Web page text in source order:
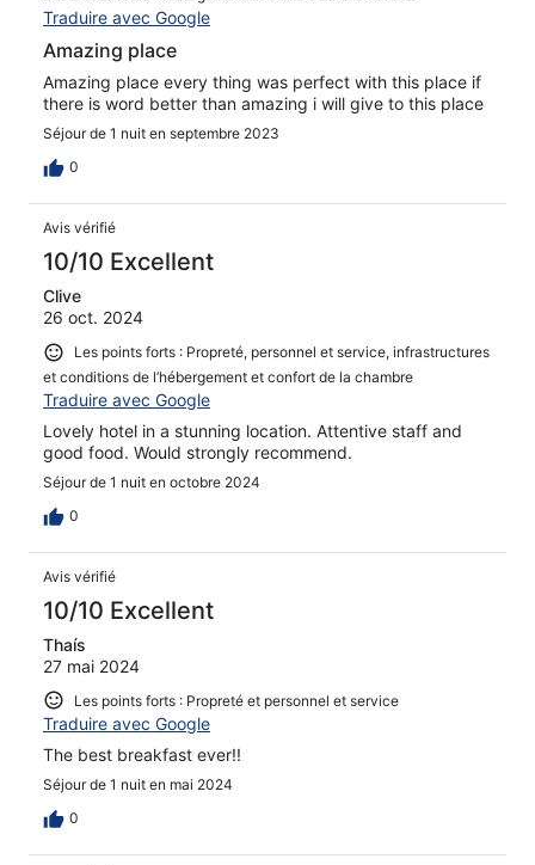
Traduire avec Google
Amazing place
Amazing place every thing was perfect with this place if
there is word better than amazing i will give to this place
Séjour de 1 nuit en septembre 2023
0
Avis vérifié
10/10 Excellent
Clive
26 oct. 2024
Les points forts : Propreté, personnel et service, infrastructures
et conditions de l’hébergement et confort de la chambre
Traduire avec Google
Lovely hotel in a stunning location. Attentive staff and
good food. Would strongly recommend.
Séjour de 1 nuit en octobre 2024
0
Avis vérifié
10/10 Excellent
Thaís
27 mai 2024
Les points forts : Propreté et personnel et service
Traduire avec Google
The best breakfast ever!!
Séjour de 1 nuit en mai 2024
0